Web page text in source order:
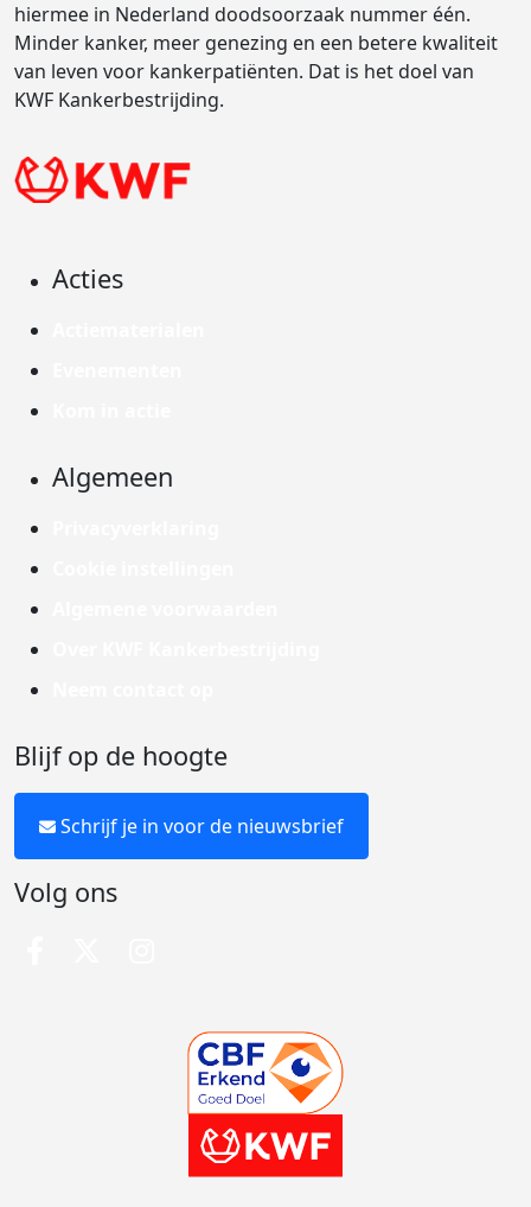
hiermee in Nederland doodsoorzaak nummer één.
Minder kanker, meer genezing en een betere kwaliteit
van leven voor kankerpatiënten. Dat is het doel van
KWF Kankerbestrijding.
Acties
Algemeen
Blijf op de hoogte
Schrijf je in voor de nieuwsbrief
Volg ons